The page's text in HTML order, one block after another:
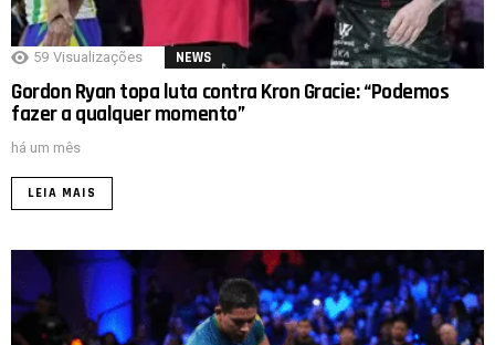
59 Visualizações NEWS
Gordon Ryan topa luta contra Kron Gracie: “Podemos
fazer a qualquer momento”
há um mês
LEIA MAIS